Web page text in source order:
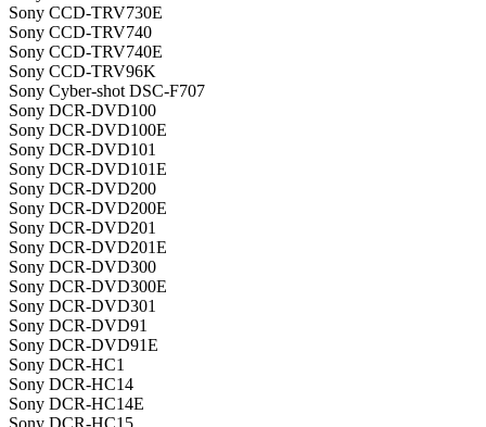
Sony CCD-TRV730E
Sony CCD-TRV740
Sony CCD-TRV740E
Sony CCD-TRV96K
Sony Cyber-shot DSC-F707
Sony DCR-DVD100
Sony DCR-DVD100E
Sony DCR-DVD101
Sony DCR-DVD101E
Sony DCR-DVD200
Sony DCR-DVD200E
Sony DCR-DVD201
Sony DCR-DVD201E
Sony DCR-DVD300
Sony DCR-DVD300E
Sony DCR-DVD301
Sony DCR-DVD91
Sony DCR-DVD91E
Sony DCR-HC1
Sony DCR-HC14
Sony DCR-HC14E